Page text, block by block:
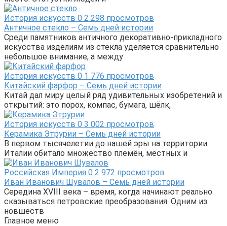
История искусств 0 2 298 просмотров
Античное стекло – Семь дней истории
Среди памятников античного декоративно-прикладного
искусства изделиям из стекла уделяется сравнительно
небольшое внимание, а между
История искусств 0 1 776 просмотров
Китайский фарфор – Семь дней истории
Китай дал миру целый ряд удивительных изобретений и
открытий: это порох, компас, бумага, шёлк,
История искусств 0 3 002 просмотров
Керамика Этрурии – Семь дней истории
В первом тысячелетии до нашей эры на территории
Италии обитало множество племён, местных и
Российская Империя 0 2 972 просмотров
Иван Иванович Шувалов – Семь дней истории
Середина XVIII века – время, когда начинают реально
сказываться петровские преобразования. Одним из
новшеств
Главное меню